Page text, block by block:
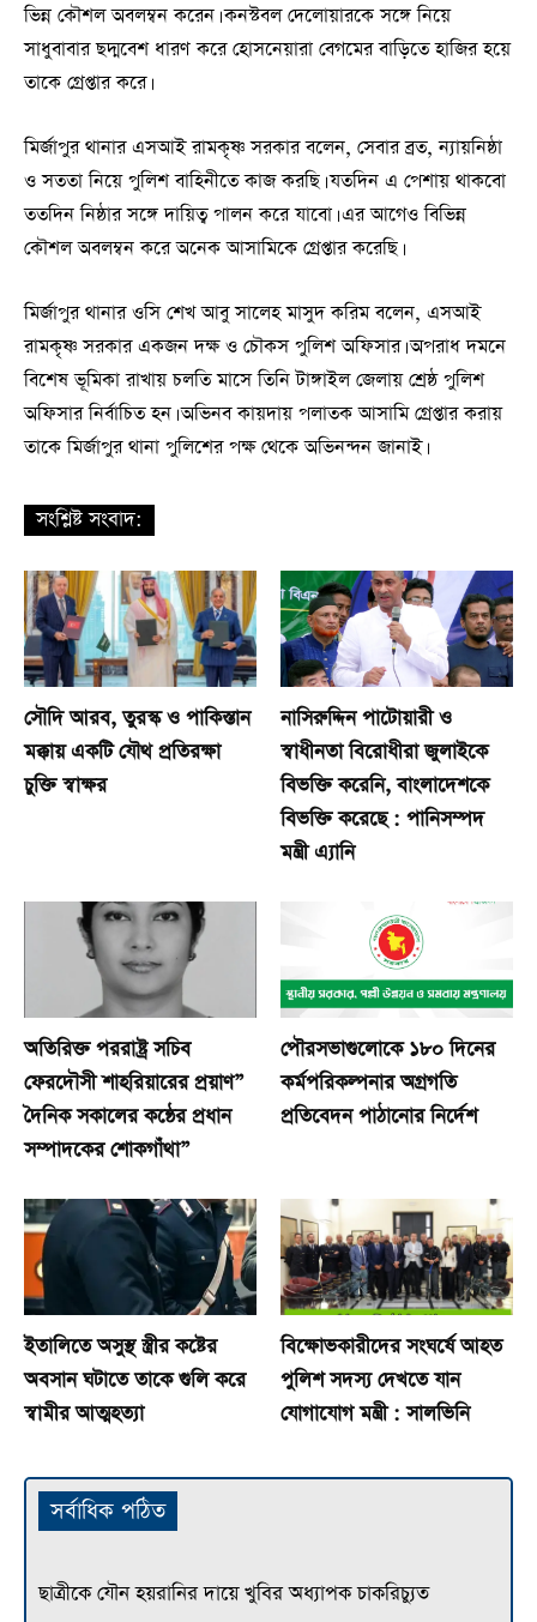
ভিন্ন কৌশল অবলম্বন করেন। কনস্টবল দেলোয়ারকে সঙ্গে নিয়ে
সাধুবাবার ছদ্মবেশ ধারণ করে হোসনেয়ারা বেগমের বাড়িতে হাজির হয়ে
তাকে গ্রেপ্তার করে।
মির্জাপুর থানার এসআই রামকৃষ্ণ সরকার বলেন, সেবার ব্রত, ন্যায়নিষ্ঠা
ও সততা নিয়ে পুলিশ বাহিনীতে কাজ করছি। যতদিন এ পেশায় থাকবো
ততদিন নিষ্ঠার সঙ্গে দায়িত্ব পালন করে যাবো। এর আগেও বিভিন্ন
কৌশল অবলম্বন করে অনেক আসামিকে গ্রেপ্তার করেছি।
মির্জাপুর থানার ওসি শেখ আবু সালেহ মাসুদ করিম বলেন, এসআই
রামকৃষ্ণ সরকার একজন দক্ষ ও চৌকস পুলিশ অফিসার। অপরাধ দমনে
বিশেষ ভূমিকা রাখায় চলতি মাসে তিনি টাঙ্গাইল জেলায় শ্রেষ্ঠ পুলিশ
অফিসার নির্বাচিত হন। অভিনব কায়দায় পলাতক আসামি গ্রেপ্তার করায়
তাকে মির্জাপুর থানা পুলিশের পক্ষ থেকে অভিনন্দন জানাই।
সংশ্লিষ্ট সংবাদ:
সৌদি আরব, তুরস্ক ও পাকিস্তান
মক্কায় একটি যৌথ প্রতিরক্ষা
চুক্তি স্বাক্ষর
নাসিরুদ্দিন পাটোয়ারী ও
স্বাধীনতা বিরোধীরা জুলাইকে
বিভক্তি করেনি, বাংলাদেশকে
বিভক্তি করেছে : পানিসম্পদ
মন্ত্রী এ্যানি
অতিরিক্ত পররাষ্ট্র সচিব
ফেরদৌসী শাহরিয়ারের প্রয়াণ”
দৈনিক সকালের কন্ঠের প্রধান
সম্পাদকের শোকগাঁথা”
পৌরসভাগুলোকে ১৮০ দিনের
কর্মপরিকল্পনার অগ্রগতি
প্রতিবেদন পাঠানোর নির্দেশ
ইতালিতে অসুস্থ স্ত্রীর কষ্টের
অবসান ঘটাতে তাকে গুলি করে
স্বামীর আত্মহত্যা
বিক্ষোভকারীদের সংঘর্ষে আহত
পুলিশ সদস্য দেখতে যান
যোগাযোগ মন্ত্রী : সালভিনি
সর্বাধিক পঠিত
ছাত্রীকে যৌন হয়রানির দায়ে খুবির অধ্যাপক চাকরিচ্যুত